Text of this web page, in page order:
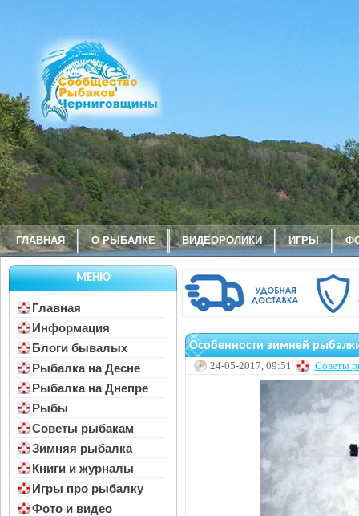
ГЛАВНАЯ О РЫБАЛКЕ ВИДЕОРОЛИКИ ИГРЫ
МЕНЮ
Главная
Информация
Блоги бывалых
Рыбалка на Десне
Рыбалка на Днепре
Рыбы
Советы рыбакам
Зимняя рыбалка
Книги и журналы
Игры про рыбалку
Фото и видео
Особенности зимней
24-05-2017, 09:51 Советы